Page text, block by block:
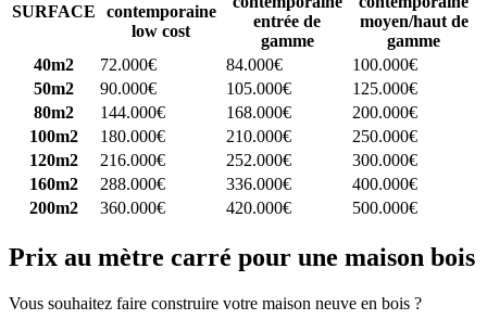
SURFACE
contemporaine
low cost
entrée de
gamme
moyen/haut de
gamme
40m2
72.000€ 84.000€
100.000€
50m2
90.000€ 105.000€
125.000€
80m2
144.000€ 168.000€
200.000€
100m2
180.000€ 210.000€
250.000€
120m2
216.000€ 252.000€
300.000€
160m2
288.000€ 336.000€
400.000€
200m2
360.000€ 420.000€ 500.000€
Prix au mètre carré pour une maison bois
Vous souhaitez faire construire votre maison neuve en bois ?